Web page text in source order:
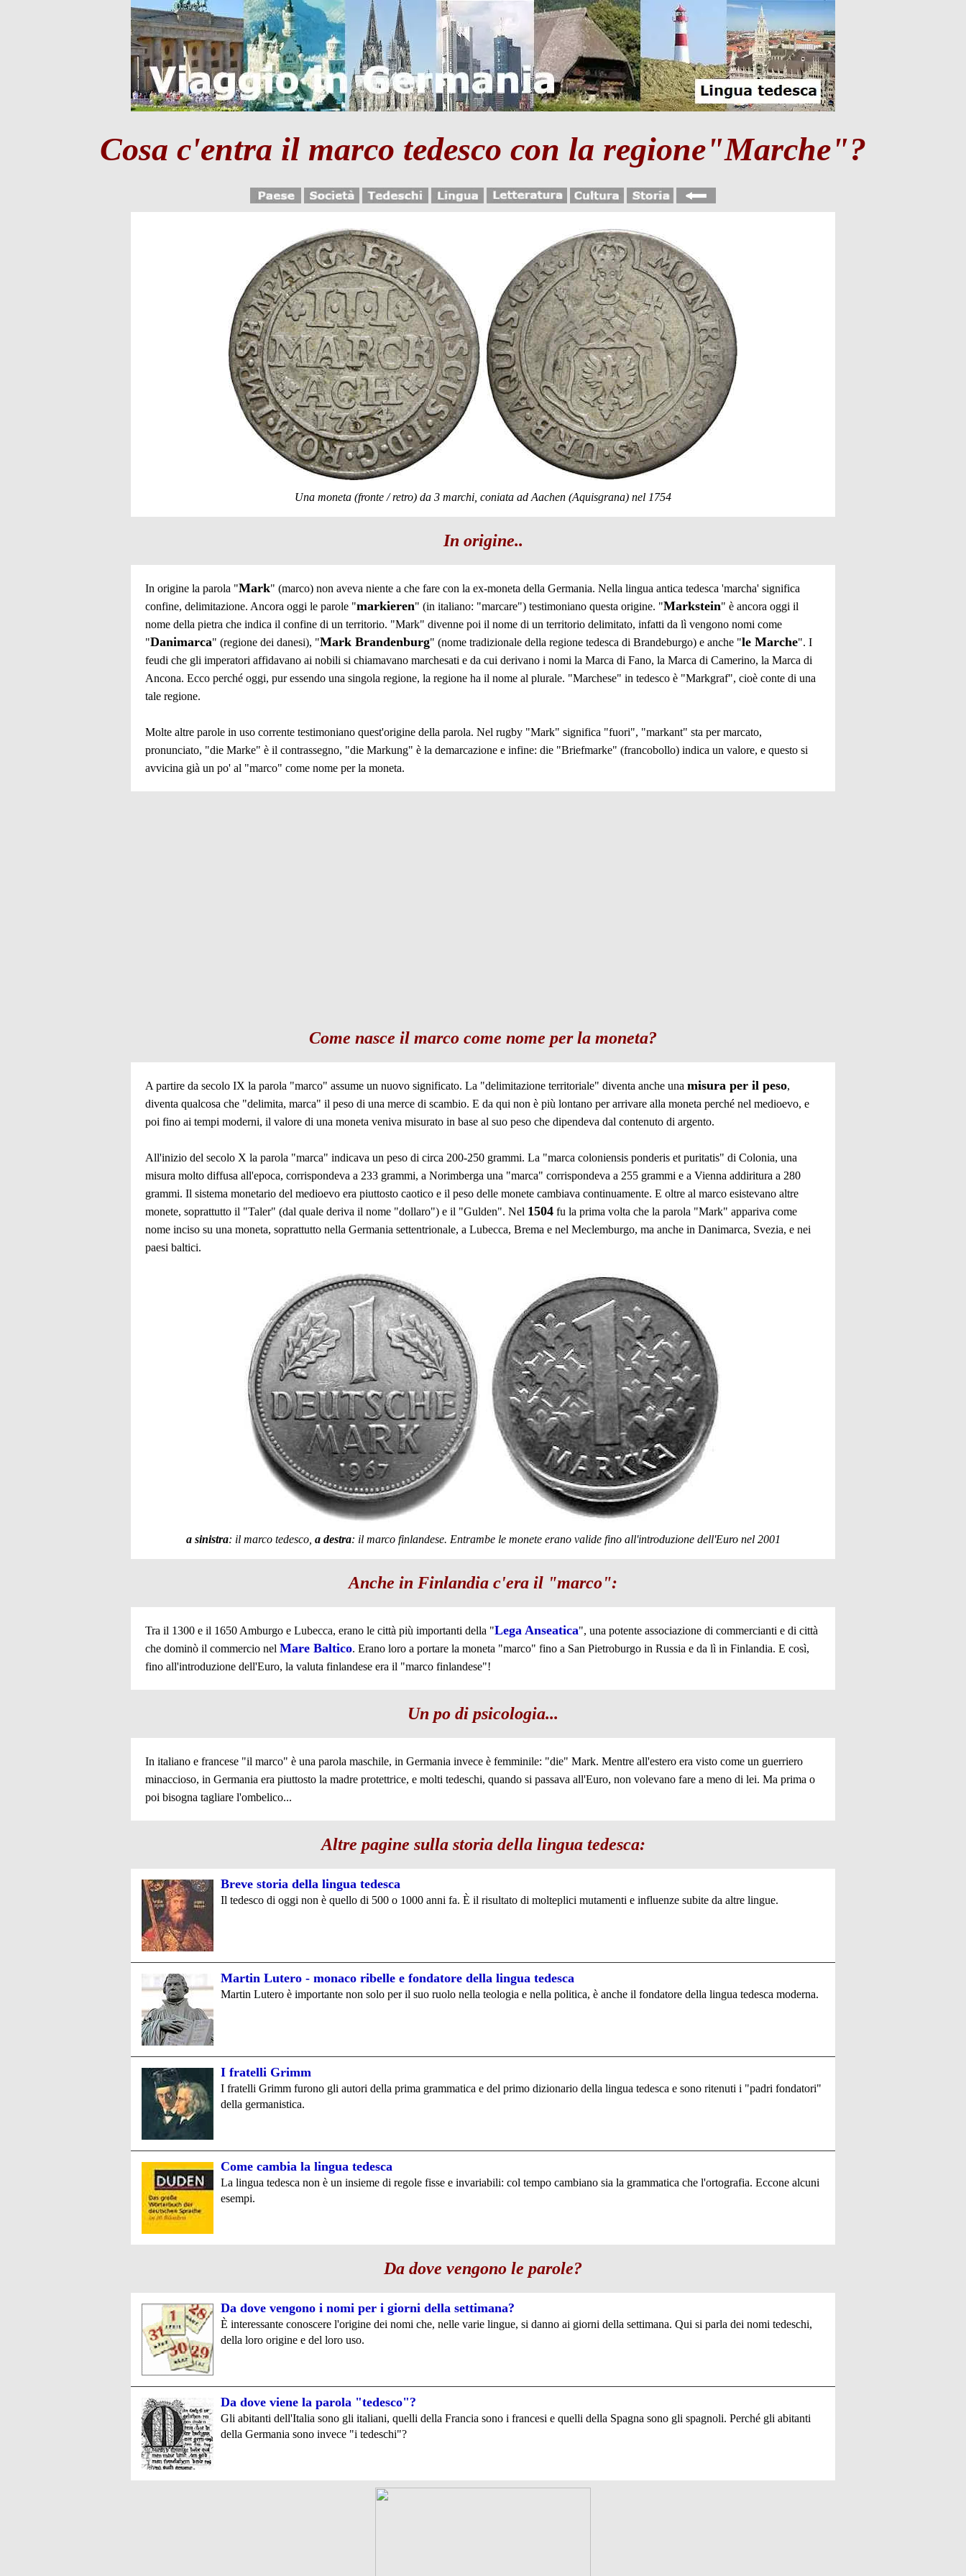
Cosa c'entra il marco tedesco con la regione"Marche"?
Una moneta (fronte / retro) da 3 marchi, coniata ad Aachen (Aquisgrana) nel 1754
In origine..
In origine la parola "Mark" (marco) non aveva niente a che fare con la ex-moneta della Germania. Nella lingua antica tedesca 'marcha' significa
confine, delimitazione. Ancora oggi le parole "markieren" (in italiano: "marcare") testimoniano questa origine. "Markstein" è ancora oggi il
nome della pietra che indica il confine di un territorio. "Mark" divenne poi il nome di un territorio delimitato, infatti da lì vengono nomi come
"Danimarca" (regione dei danesi), "Mark Brandenburg" (nome tradizionale della regione tedesca di Brandeburgo) e anche "le Marche". I
feudi che gli imperatori affidavano ai nobili si chiamavano marchesati e da cui derivano i nomi la Marca di Fano, la Marca di Camerino, la Marca di
Ancona. Ecco perché oggi, pur essendo una singola regione, la regione ha il nome al plurale. "Marchese" in tedesco è "Markgraf", cioè conte di una
tale regione.
Molte altre parole in uso corrente testimoniano quest'origine della parola. Nel rugby "Mark" significa "fuori", "markant" sta per marcato,
pronunciato, "die Marke" è il contrassegno, "die Markung" è la demarcazione e infine: die "Briefmarke" (francobollo) indica un valore, e questo si
avvicina già un po' al "marco" come nome per la moneta.
Come nasce il marco come nome per la moneta?
A partire da secolo IX la parola "marco" assume un nuovo significato. La "delimitazione territoriale" diventa anche una misura per il peso,
diventa qualcosa che "delimita, marca" il peso di una merce di scambio. E da qui non è più lontano per arrivare alla moneta perché nel medioevo, e
poi fino ai tempi moderni, il valore di una moneta veniva misurato in base al suo peso che dipendeva dal contenuto di argento.
All'inizio del secolo X la parola "marca" indicava un peso di circa 200-250 grammi. La "marca coloniensis ponderis et puritatis" di Colonia, una
misura molto diffusa all'epoca, corrispondeva a 233 grammi, a Norimberga una "marca" corrispondeva a 255 grammi e a Vienna addiritura a 280
grammi. Il sistema monetario del medioevo era piuttosto caotico e il peso delle monete cambiava continuamente. E oltre al marco esistevano altre
monete, soprattutto il "Taler" (dal quale deriva il nome "dollaro") e il "Gulden". Nel 1504 fu la prima volta che la parola "Mark" appariva come
nome inciso su una moneta, soprattutto nella Germania settentrionale, a Lubecca, Brema e nel Meclemburgo, ma anche in Danimarca, Svezia, e nei
paesi baltici.
a sinistra: il marco tedesco, a destra: il marco finlandese. Entrambe le monete erano valide fino all'introduzione dell'Euro nel 2001
Anche in Finlandia c'era il "marco":
Tra il 1300 e il 1650 Amburgo e Lubecca, erano le città più importanti della "Lega Anseatica", una potente associazione di commercianti e di città
che dominò il commercio nel Mare Baltico. Erano loro a portare la moneta "marco" fino a San Pietroburgo in Russia e da lì in Finlandia. E così,
fino all'introduzione dell'Euro, la valuta finlandese era il "marco finlandese"!
Un po di psicologia...
In italiano e francese "il marco" è una parola maschile, in Germania invece è femminile: "die" Mark. Mentre all'estero era visto come un guerriero
minaccioso, in Germania era piuttosto la madre protettrice, e molti tedeschi, quando si passava all'Euro, non volevano fare a meno di lei. Ma prima o
poi bisogna tagliare l'ombelico...
Altre pagine sulla storia della lingua tedesca:
Breve storia della lingua tedesca
Il tedesco di oggi non è quello di 500 o 1000 anni fa. È il risultato di molteplici mutamenti e influenze subite da altre lingue.
Martin Lutero - monaco ribelle e fondatore della lingua tedesca
Martin Lutero è importante non solo per il suo ruolo nella teologia e nella politica, è anche il fondatore della lingua tedesca moderna.
I fratelli Grimm
I fratelli Grimm furono gli autori della prima grammatica e del primo dizionario della lingua tedesca e sono ritenuti i "padri fondatori"
della germanistica.
Come cambia la lingua tedesca
La lingua tedesca non è un insieme di regole fisse e invariabili: col tempo cambiano sia la grammatica che l'ortografia. Eccone alcuni
esempi.
Da dove vengono le parole?
Da dove vengono i nomi per i giorni della settimana?
È interessante conoscere l'origine dei nomi che, nelle varie lingue, si danno ai giorni della settimana. Qui si parla dei nomi tedeschi,
della loro origine e del loro uso.
Da dove viene la parola "tedesco"?
Gli abitanti dell'Italia sono gli italiani, quelli della Francia sono i francesi e quelli della Spagna sono gli spagnoli. Perché gli abitanti
della Germania sono invece "i tedeschi"?